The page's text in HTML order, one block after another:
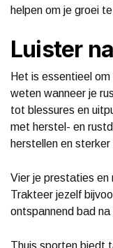
helpen om je groei
Luister
Het is essentieel
weten wanneer je
tot blessures en
met herstel- en
herstellen en
Vier je prestaties en
Trakteer jezelf
ontspannend bad
Thuis sporten biedt